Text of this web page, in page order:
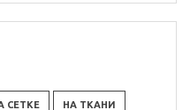
СЕТКЕ НА ТКАНИ